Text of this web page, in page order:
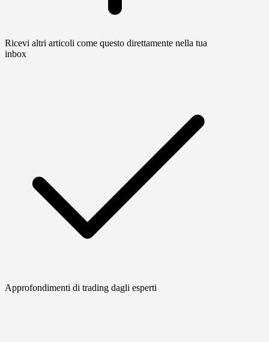
Ricevi altri articoli come questo direttamente nella tua
inbox
Approfondimenti di trading dagli esperti